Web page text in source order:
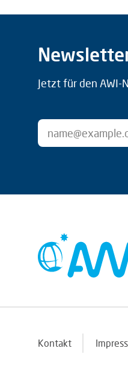
Jetzt für den AWI-
Kontakt